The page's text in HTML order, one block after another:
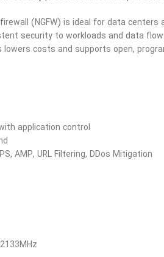
(NGFW) is ideal for data
security to workloads and data
lowers costs and supports open,
application control
AMP, URL Filtering, DDos Mitigation